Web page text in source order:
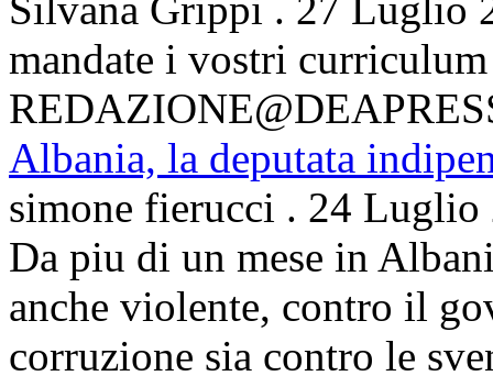
mandate i vostri
Albania, la deputata
simone fierucci . 24 Luglio
Da piu di un mese in
anche violente, contro il
corruzione sia contro le